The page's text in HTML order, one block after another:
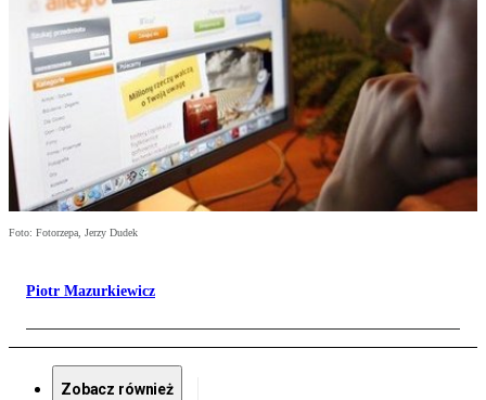
Foto: Fotorzepa, Jerzy Dudek
Piotr Mazurkiewicz
Zobacz również